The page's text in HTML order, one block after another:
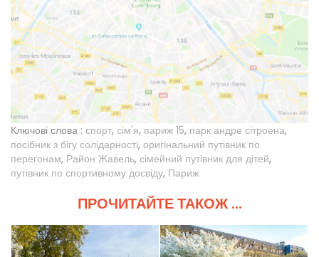
Ключові слова : спорт, сім'я, париж 15, парк андре сітроена,
посібник з бігу солідарності, оригінальний путівник по
перегонам, Район Жавель, сімейний путівник для дітей,
путівник по спортивному досвіду, Париж
ПРОЧИТАЙТЕ ТАКОЖ ...